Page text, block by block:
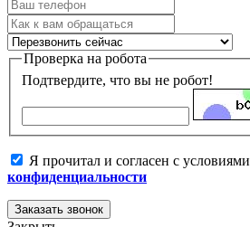
Проверка на робота
Подтвердите, что вы не робот!
Я прочитал и согласен с условиями
конфиденциальности
Заказать звонок